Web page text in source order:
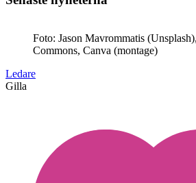
Foto: Jason Mavrommatis
Commons, Canva (montage)
Ledare
Gilla